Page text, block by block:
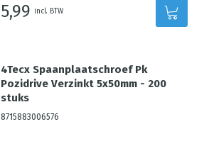
5,99 incl. BTW
4Tecx Spaanplaatschroef Pk
Pozidrive Verzinkt 5x50mm - 200
stuks
8715883006576